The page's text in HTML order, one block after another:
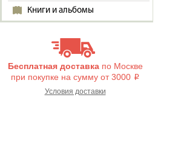
Книги и альбомы
Бесплатная доставкапо Москве
при покупке на сумму от 3000 i
Условия доставки